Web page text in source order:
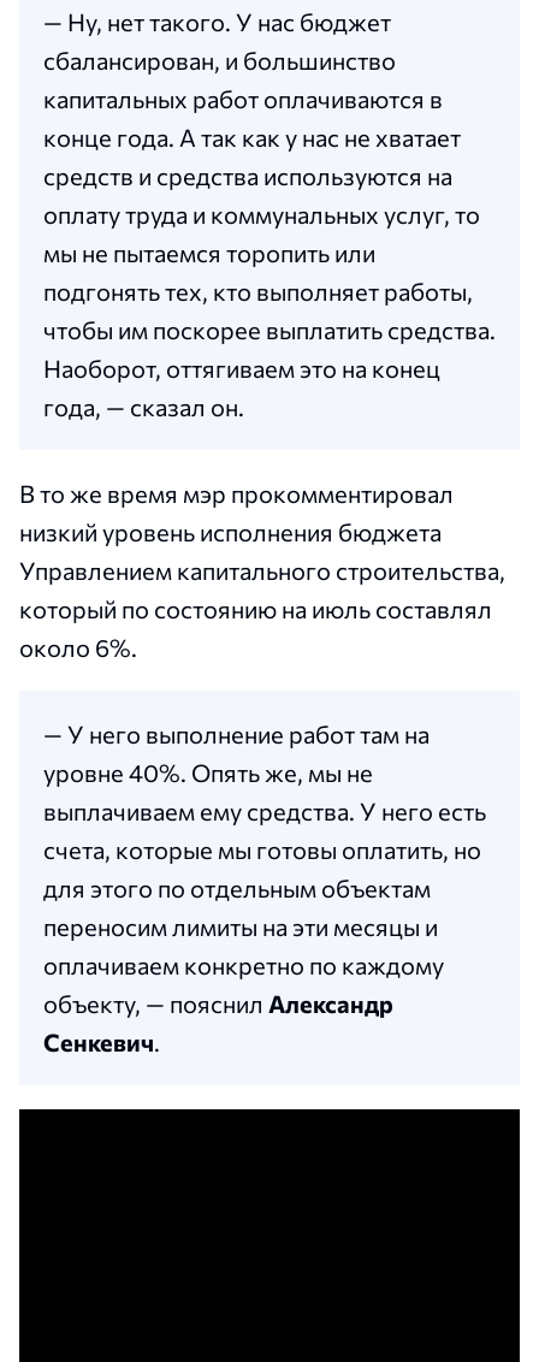
— Ну, нет такого. У нас бюджет
сбалансирован, и большинство
капитальных работ оплачиваются в
конце года. А так как у нас не хватает
средств и средства используются на
оплату труда и коммунальных услуг, то
мы не пытаемся торопить или
подгонять тех, кто выполняет работы,
чтобы им поскорее выплатить средства.
Наоборот, оттягиваем это на конец
года, — сказал он.
В то же время мэр прокомментировал
низкий уровень исполнения бюджета
Управлением капитального строительства,
который по состоянию на июль составлял
около 6%.
— У него выполнение работ там на
уровне 40%. Опять же, мы не
выплачиваем ему средства. У него есть
счета, которые мы готовы оплатить, но
для этого по отдельным объектам
переносим лимиты на эти месяцы и
оплачиваем конкретно по каждому
объекту, — пояснил Александр
Сенкевич.